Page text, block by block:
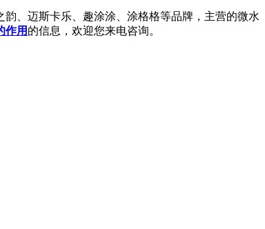
、迈斯卡乐、趣涂涂、涂格格等品牌，主营的微水
作用 的信息，欢迎您来电咨询。